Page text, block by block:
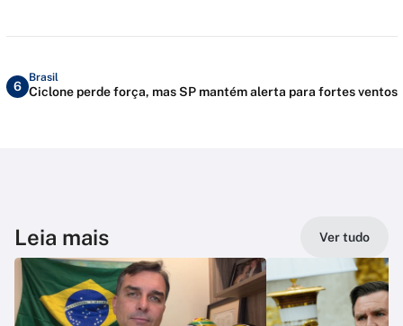
6
Brasil
Ciclone perde força, mas SP mantém alerta para fortes ventos
Leia mais Ver tudo